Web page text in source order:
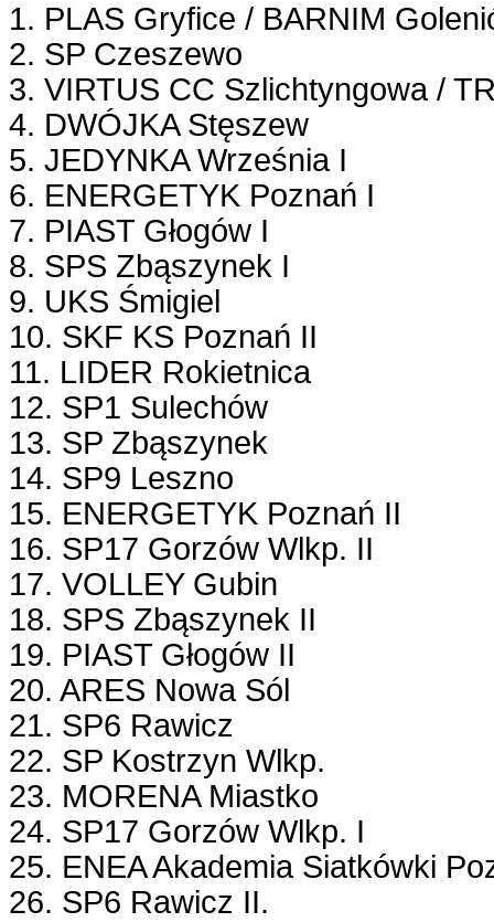
1. PLAS Gryfice / BARNIM
2. SP Czeszewo
3. VIRTUS CC Szlichtyngowa /
4. DWÓJKA Stęszew
5. JEDYNKA Września I
6. ENERGETYK Poznań I
7. PIAST Głogów I
8. SPS Zbąszynek I
9. UKS Śmigiel
10. SKF KS Poznań II
11. LIDER Rokietnica
12. SP1 Sulechów
13. SP Zbąszynek
14. SP9 Leszno
15. ENERGETYK Poznań II
16. SP17 Gorzów Wlkp. II
17. VOLLEY Gubin
18. SPS Zbąszynek II
19. PIAST Głogów II
20. ARES Nowa Sól
21. SP6 Rawicz
22. SP Kostrzyn Wlkp.
23. MORENA Miastko
24. SP17 Gorzów Wlkp. I
25. ENEA Akademia Siatkówki
26. SP6 Rawicz II.